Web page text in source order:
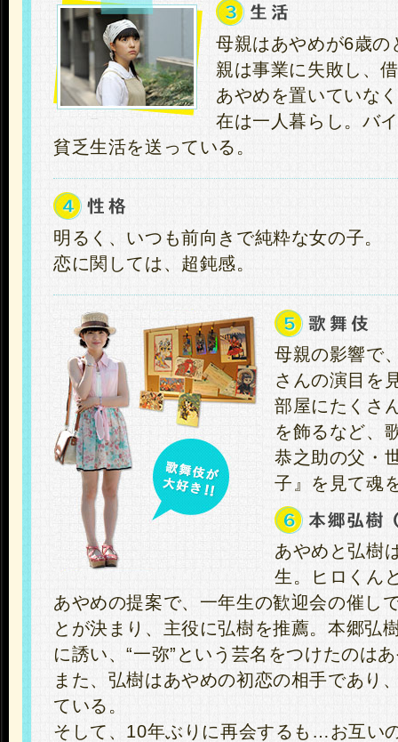
母親はあやめが6歳の
親は事業に失敗し、
あやめを置いていな
在は一人暮らし。バ
貧乏生活を送っている。
明るく、いつも前向きで純粋な女の子。
恋に関しては、超鈍感。
母親の影響で
さんの演目を
部屋にたくさ
を飾るなど、
恭之助の父・
子』を見て魂
あやめと弘樹
生。ヒロくん
あやめの提案で、一年生の歓迎会の催し
とが決まり、主役に弘樹を推薦。本郷弘
に誘い、“一弥”という芸名をつけたのは
また、弘樹はあやめの初恋の相手であり
ている。
そして、10年ぶりに再会するも…お互い